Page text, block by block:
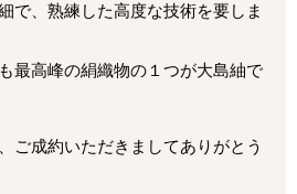
で、熟練した高度な技術を要しま
最高峰の絹織物の１つが大島紬で
ご成約いただきましてありがとう